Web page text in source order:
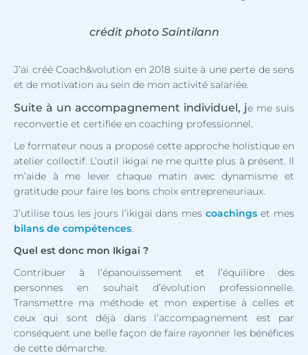
crédit photo Saintilann
J’ai créé Coach&volution en 2018 suite à une perte de sens
et de motivation au sein de mon activité salariée.
Suite à un accompagnement individuel, je me suis
reconvertie et certifiée en coaching professionnel.
Le formateur nous a proposé cette approche holistique en
atelier collectif. L’outil ikigaï ne me quitte plus à présent. Il
m’aide à me lever chaque matin avec dynamisme et
gratitude pour faire les bons choix entrepreneuriaux.
J’utilise tous les jours l’ikigaï dans mescoachings et mes
bilans de compétences.
Quel est donc mon Ikigaï ?
Contribuer à l’épanouissement et l’équilibre des
personnes en souhait d’évolution professionnelle.
Transmettre ma méthode et mon expertise à celles et
ceux qui sont déjà dans l’accompagnement est par
conséquent une belle façon de faire rayonner les bénéfices
de cette démarche.